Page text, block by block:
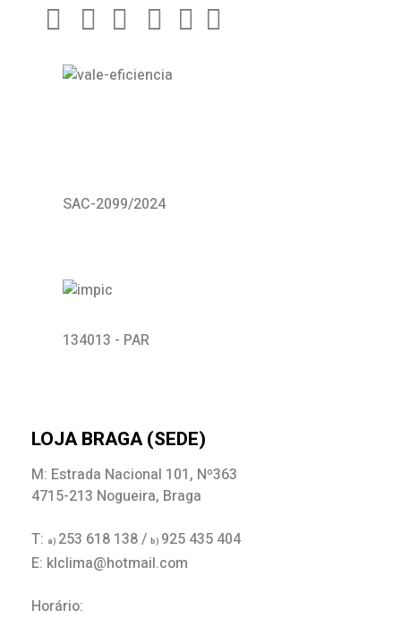
SAC-2099/2024
134013 - PAR
LOJA BRAGA (SEDE)
M: Estrada Nacional 101, Nº363
4715-213 Nogueira, Braga
T: a) 253 618 138 / b) 925 435 404
E: klclima@hotmail.com
Horário: